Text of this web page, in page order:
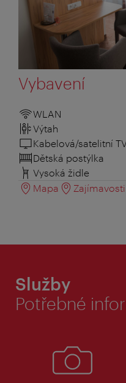
Vybavení
WLAN
Výtah
Kabelová/satelitní
Dětská postýlka
Vysoká židle
Mapa
Služby
Potřebné